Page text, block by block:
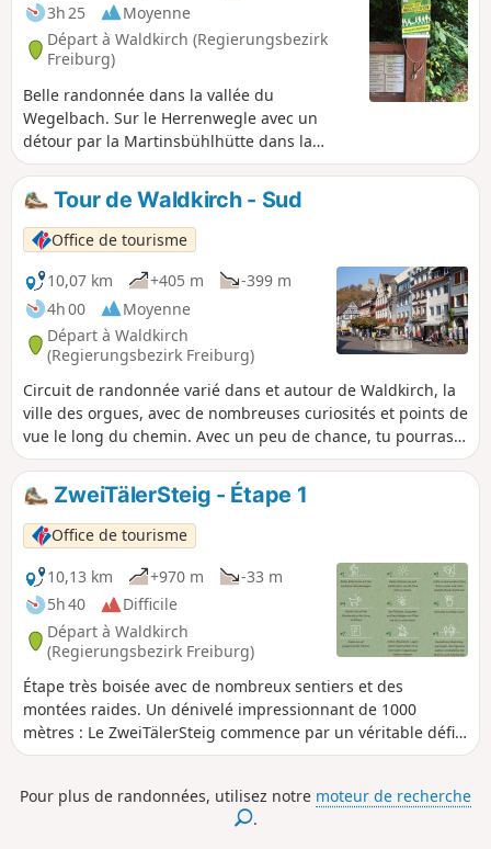
3h 25
Moyenne
Départ à Waldkirch (Regierungsbezirk
Freiburg)
Belle randonnée dans la vallée du
Wegelbach. Sur le Herrenwegle avec un
détour par la Martinsbühlhütte dans la
vallée de Suggental. Le long de l'Elz,
l'itinéraire va jusqu'au pont Galgenbrücke,
puis on longe le lac Stadtrainsee pour
revenir à la place du marché.
Tour de Waldkirch - Sud
Office de tourisme
10,07 km
+405 m
-399 m
4h 00
Moyenne
Départ à Waldkirch
(Regierungsbezirk Freiburg)
Circuit de randonnée varié dans et autour de Waldkirch, la
ville des orgues, avec de nombreuses curiosités et points de
vue le long du chemin. Avec un peu de chance, tu pourras
observer des deltaplanes et des parapentes ou des
grimpeurs au Großen Kandelfelsen.
ZweiTälerSteig - Étape 1
Office de tourisme
10,13 km
+970 m
-33 m
5h 40
Difficile
Départ à Waldkirch
(Regierungsbezirk Freiburg)
Étape très boisée avec de nombreux sentiers et des
montées raides. Un dénivelé impressionnant de 1000
mètres : Le ZweiTälerSteig commence par un véritable défi.
Depuis la petite ville médiévale de Waldkirch, il faut passer
point culminant du Zweitälersteig. Mais même si la montée
est parfois raide : le sommet peut s'atteindre rapidement.
Pour plus de randonnées, utilisez notre moteur de recherche
.